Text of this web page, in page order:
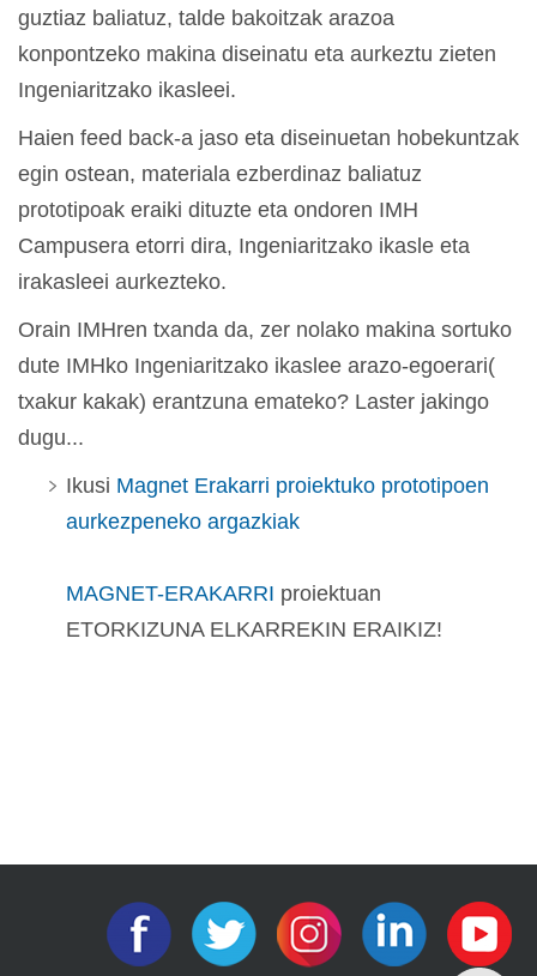
guztiaz baliatuz, talde bakoitzak arazoa
konpontzeko makina diseinatu eta aurkeztu zieten
Ingeniaritzako ikasleei.
Haien feed back-a jaso eta diseinuetan hobekuntzak
egin ostean, materiala ezberdinaz baliatuz
prototipoak eraiki dituzte eta ondoren IMH
Campusera etorri dira, Ingeniaritzako ikasle eta
irakasleei aurkezteko.
Orain IMHren txanda da, zer nolako makina sortuko
dute IMHko Ingeniaritzako ikaslee arazo-egoerari(
txakur kakak) erantzuna emateko? Laster jakingo
dugu...
Ikusi Magnet Erakarri proiektuko prototipoen
aurkezpeneko argazkiak
MAGNET-ERAKARRI proiektuan
ETORKIZUNA ELKARREKIN ERAIKIZ!